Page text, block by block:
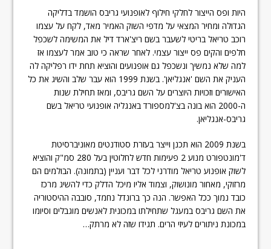
היות ופס הייצור לחלקי חילוף לאופנועי גריבס הושמד בדליקה
הגדולה ומחיר המצאי על מדפי השוק האמיר מאד, לקח על עצמו
רוכב טריאל בריטי לשעבר בשם ריצ'ארד דיל את המשימה לשכפל
חלפים והקים פס ייצור עצמי. לאחר שראה כי טוב אמר לעצמו אז
למה שלא נמשיך ונשכפל גם אופנועים והוציא תחת ידו רפליקה לה
העניק את השם 'אנגליאן'. בשנת 1999 הוא עבר שלב והשיג את כל
האישורים וזכויות היוצרים על השם גריבס, ומאז תחילת שנות
ה-2000 הוא בונה בצ'למספורד באנגליה אופנועי טריאל בשם
גריבס-אנגליאן.
בשנת 2009 הוא תכנן וייצר בעזרת סטודנטים מאוניברסיטת
ד'מונטפורט מנוע 2 פעימות חדש לחלוטין בעל 280 סמ"ק והוציא
לשוק אופנוע טריאל מודרני לכל דבר ועניין (בתמונה). הבולמים הם
מרזוקי, מאחור מונושוק, וצמוד אליו מיכל הדלק כדי להשיג מרכז
כובד נמוך ככל האפשר. הנה כך ברונדל נחמד, סובבה ההיסטוריה
את השם גריבס במעגל שתחילתו במכונית לאנשים מוגבלים וסיומו
במכונת ניתורים לעיזי הרים. תגידו שזה לא מרתק…